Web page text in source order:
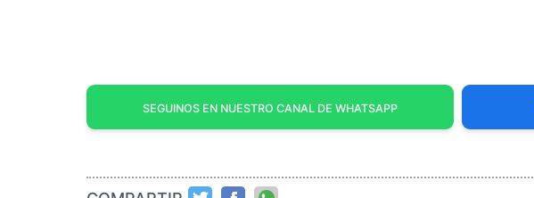
SEGUINOS EN NUESTRO CANAL DE WHATSAPP